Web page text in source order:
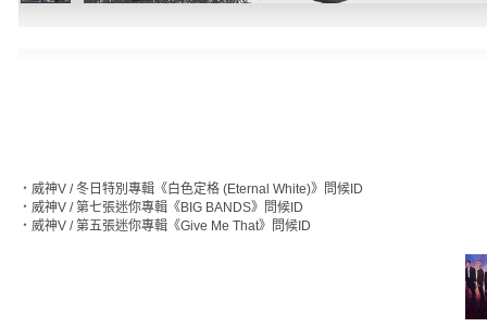
‧ 威神V / 冬日特別專輯《白色定格 (Eternal White)》問候ID
‧ 威神V / 第七張迷你專輯《BIG BANDS》問候ID
‧ 威神V / 第五張迷你專輯《Give Me That》問候ID